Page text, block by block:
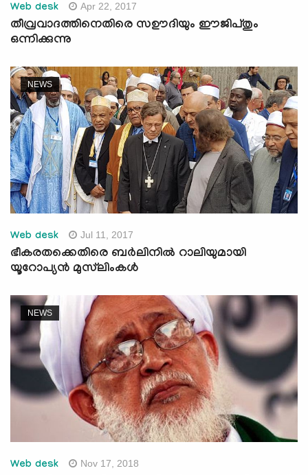
Web desk Apr 22, 2017
തീവ്രവാദത്തിനെതിരെ സഊദിയും ഈജിപ്തും
ഒന്നിക്കുന്നു
NEWS
Web desk Jul 11, 2017
ഭീകരതക്കെതിരെ ബര്‍ലിനില്‍ റാലിയുമായി
യൂറോപ്യന്‍ മുസ്‌ലിംകള്‍
NEWS
Web desk Nov 17, 2018